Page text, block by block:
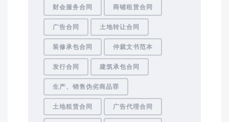
财会服务合同 商铺租赁合同
广告合同 土地转让合同
装修承包合同 仲裁文书范本
发行合同 建筑承包合同
生产、销售伪劣商品罪
土地租赁合同 广告代理合同